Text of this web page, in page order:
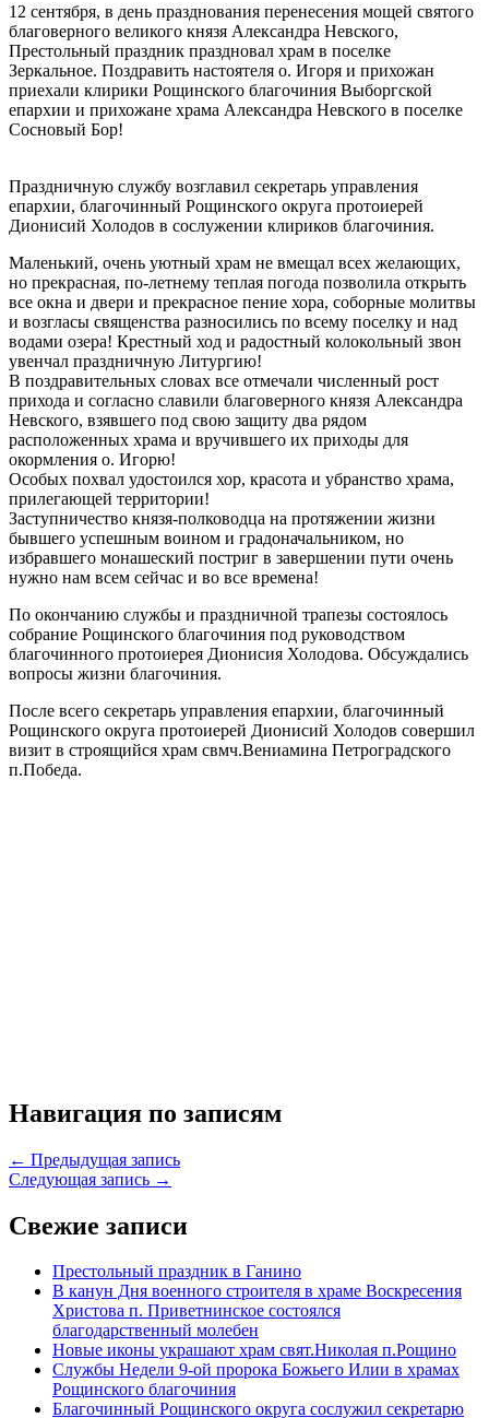
12 сентября, в день празднования перенесения мощей святого
благоверного великого князя Александра Невского,
Престольный праздник праздновал храм в поселке
Зеркальное. Поздравить настоятеля о. Игоря и прихожан
приехали клирики Рощинского благочиния Выборгской
епархии и прихожане храма Александра Невского в поселке
Сосновый Бор!
Праздничную службу возглавил секретарь управления
епархии, благочинный Рощинского округа протоиерей
Дионисий Холодов в сослужении клириков благочиния.
Маленький, очень уютный храм не вмещал всех желающих,
но прекрасная, по-летнему теплая погода позволила открыть
все окна и двери и прекрасное пение хора, соборные молитвы
и возгласы священства разносились по всему поселку и над
водами озера! Крестный ход и радостный колокольный звон
увенчал праздничную Литургию!
В поздравительных словах все отмечали численный рост
прихода и согласно славили благоверного князя Александра
Невского, взявшего под свою защиту два рядом
расположенных храма и вручившего их приходы для
окормления о. Игорю!
Особых похвал удостоился хор, красота и убранство храма,
прилегающей территории!
Заступничество князя-полководца на протяжении жизни
бывшего успешным воином и градоначальником, но
избравшего монашеский постриг в завершении пути очень
нужно нам всем сейчас и во все времена!
По окончанию службы и праздничной трапезы состоялось
собрание Рощинского благочиния под руководством
благочинного протоиерея Дионисия Холодова. Обсуждались
вопросы жизни благочиния.
После всего секретарь управления епархии, благочинный
Рощинского округа протоиерей Дионисий Холодов совершил
визит в строящийся храм свмч.Вениамина Петроградского
п.Победа.
Навигация по записям
← Предыдущая запись
Следующая запись →
Свежие записи
Престольный праздник в Ганино
В канун Дня военного строителя в храме Воскресения
Христова п. Приветнинское состоялся
благодарственный молебен
Новые иконы украшают храм свят.Николая п.Рощино
Службы Недели 9-ой пророка Божьего Илии в храмах
Рощинского благочиния
Благочинный Рощинского округа сослужил секретарю